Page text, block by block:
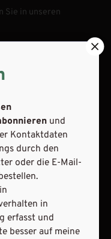
Sie in unseren
Datenschutz
und
Kontaktdaten
durch den
oder die E-Mail-
in
erfasst und
besser auf meine